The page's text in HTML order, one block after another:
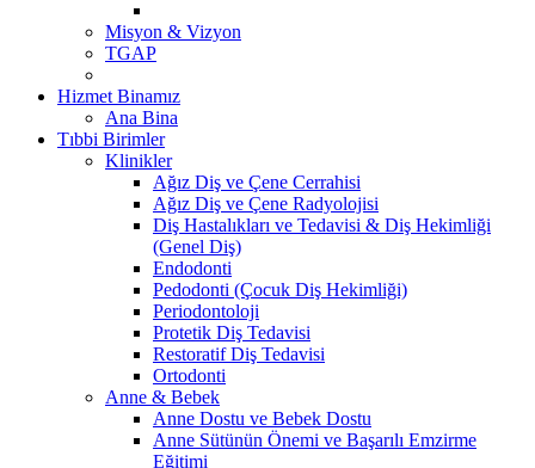
Misyon & Vizyon
TGAP
Hizmet Binamız
Ana Bina
Tıbbi Birimler
Klinikler
Ağız Diş ve Çene Cerrahisi
Ağız Diş ve Çene Radyolojisi
Diş Hastalıkları ve Tedavisi & Diş Hekimliği
(Genel Diş)
Endodonti
Pedodonti (Çocuk Diş Hekimliği)
Periodontoloji
Protetik Diş Tedavisi
Restoratif Diş Tedavisi
Ortodonti
Anne & Bebek
Anne Dostu ve Bebek Dostu
Anne Sütünün Önemi ve Başarılı Emzirme
Eğitimi